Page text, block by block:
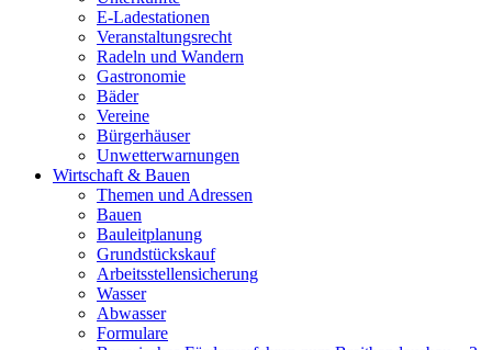
E-Ladestationen
Veranstaltungsrecht
Radeln und Wandern
Gastronomie
Bäder
Vereine
Bürgerhäuser
Unwetterwarnungen
Wirtschaft & Bauen
Themen und Adressen
Bauen
Bauleitplanung
Grundstückskauf
Arbeitsstellensicherung
Wasser
Abwasser
Formulare